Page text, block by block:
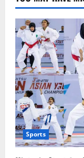
Sports